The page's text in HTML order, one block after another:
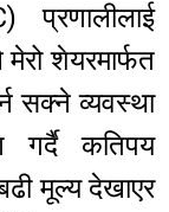
प्रणालीलाई
शेयरमार्फत
सक्ने व्यवस्था
गर्दै कतिपय
मूल्य देखाएर